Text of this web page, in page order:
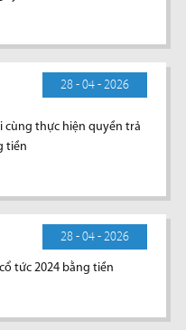
28 - 04 - 2026
cùng thực hiện quyền trả
tiền
28 - 04 - 2026
tức 2024 bằng tiền